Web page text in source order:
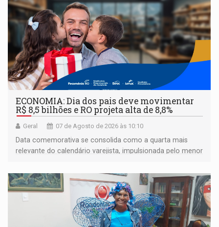
ECONOMIA: Dia dos pais deve movimentar
R$ 8,5 bilhões e RO projeta alta de 8,8%
Geral 07 de Agosto de 2026 às 10:10
Data comemorativa se consolida como a quarta mais
relevante do calendário varejista, impulsionada pelo menor
média do trabalhador